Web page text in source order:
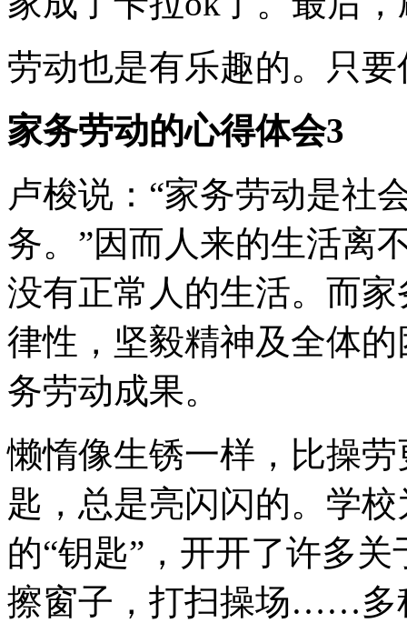
劳动也是有乐趣的。只
家务劳动的心得体会3
卢梭说：“家务劳动是社
务。”因而人来的生活离
没有正常人的生活。而
律性，坚毅精神及全体
务劳动成果。
懒惰像生锈一样，比操
匙，总是亮闪闪的。学
的“钥匙”，开开了许多
擦窗子，打扫操场……多